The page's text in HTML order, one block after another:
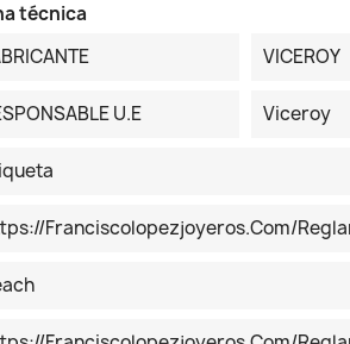
técnica
VICEROY
U.E Viceroy
franciscolopezjoyeros.com/